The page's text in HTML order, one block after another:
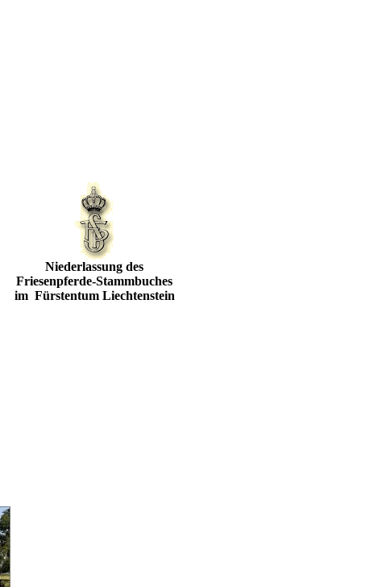
Niederlassung des
Friesenpferde-Stammbuches
im Fürstentum Liechtenstein